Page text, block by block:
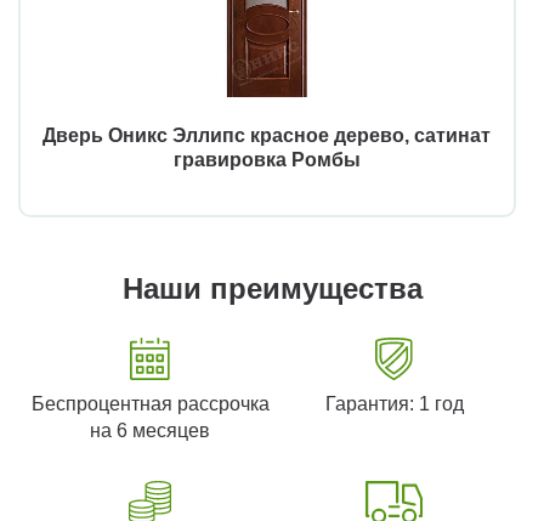
Дверь Оникс Эллипс красное дерево, сатинат
гравировка Ромбы
Наши преимущества
Беспроцентная рассрочка
на 6 месяцев
Гарантия: 1 год